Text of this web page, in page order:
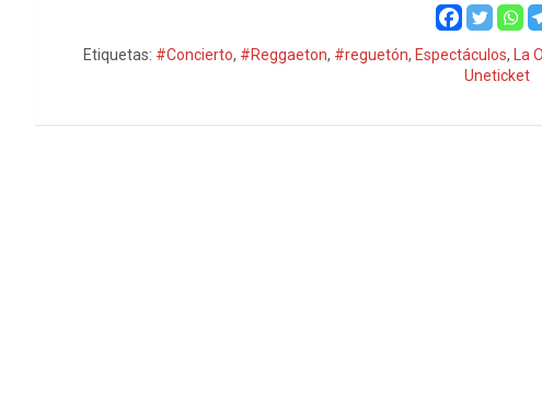
Etiquetas: #Concierto, #Reggaeton, #reguetón, Espectáculos, La
Uneticket